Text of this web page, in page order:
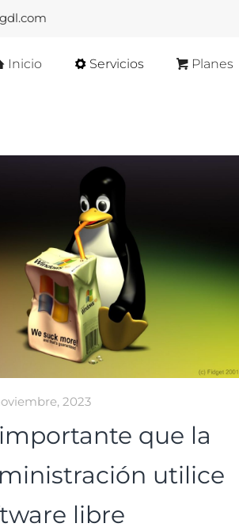
Inicio Servicios Planes
2023
que la
utilice
libre